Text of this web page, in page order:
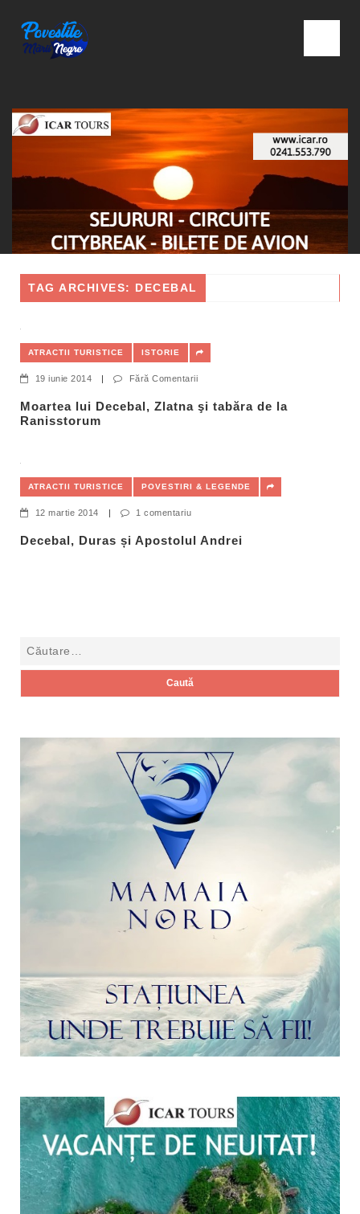
TAG ARCHIVES: DECEBAL
ATRACTII TURISTICE ISTORIE
19 iunie 2014 | Fără Comentarii
Moartea lui Decebal, Zlatna şi tabăra de la
Ranisstorum
ATRACTII TURISTICE POVESTIRI & LEGENDE
12 martie 2014 | 1 comentariu
Decebal, Duras și Apostolul Andrei